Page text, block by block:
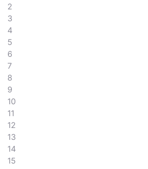
2
3
4
5
6
7
8
9
10
11
12
13
14
15